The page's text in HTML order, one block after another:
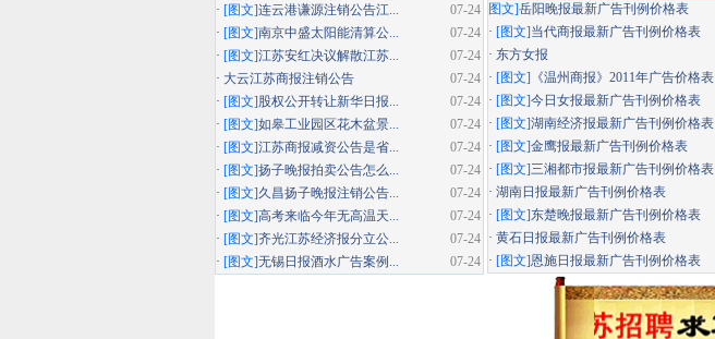
图文]岳阳晚报最新广告刊例价格表
· [图文]当代商报最新广告刊例价格表
· 东方女报
· [图文] 《温州商报》2011年广告价格表
· [图文]今日女报最新广告刊例价格表
· [图文]湖南经济报最新广告刊例价格表
· [图文]金鹰报最新广告刊例价格表
· [图文]三湘都市报最新广告刊例价格表
· 湖南日报最新广告刊例价格表
· [图文]东楚晚报最新广告刊例价格表
· 黄石日报最新广告刊例价格表
· [图文]恩施日报最新广告刊例价格表
07-24
· [图文]连云港谦源注销公告江...
07-24
· [图文]南京中盛太阳能清算公...
07-24
· [图文]江苏安红决议解散江苏...
07-24
· 大云江苏商报注销公告
07-24
· [图文]股权公开转让新华日报...
07-24
· [图文]如皋工业园区花木盆景...
07-24
· [图文]江苏商报减资公告是省...
07-24
· [图文]扬子晚报拍卖公告怎么...
07-24
· [图文]久昌扬子晚报注销公告...
07-24
· [图文]高考来临今年无高温天...
07-24
· [图文]齐光江苏经济报分立公...
07-24
· [图文]无锡日报酒水广告案例...